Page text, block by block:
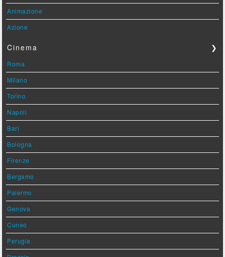
Animazione
Azione
Cinema ❯
Roma
Milano
Torino
Napoli
Bari
Bologna
Firenze
Bergamo
Palermo
Genova
Cuneo
Perugia